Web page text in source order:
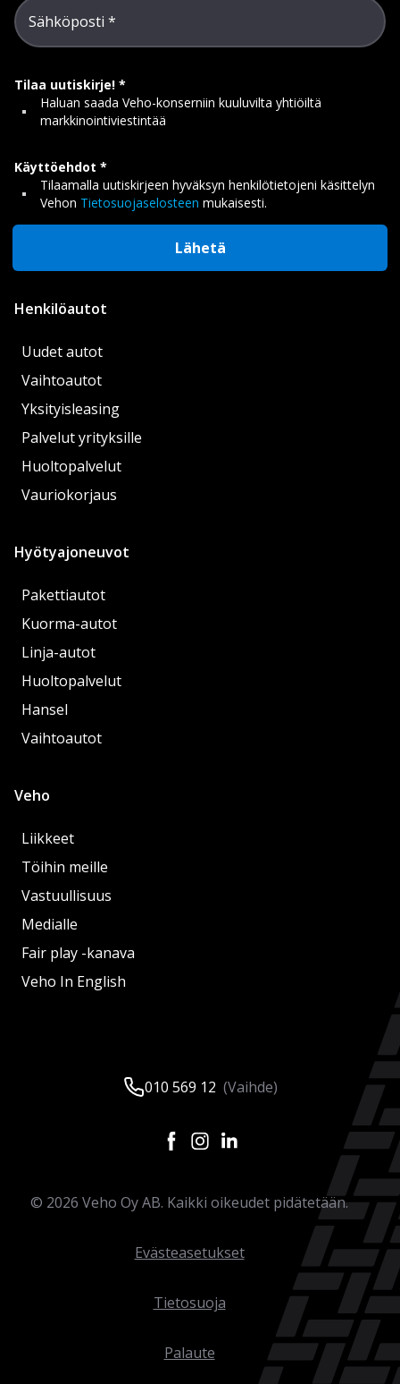
Sähköposti
Tilaa uutiskirje!
Haluan saada Veho-konserniin kuuluvilta yhtiöiltä
markkinointiviestintää
Käyttöehdot
Tilaamalla uutiskirjeen hyväksyn henkilötietojeni käsittelyn
Vehon Tietosuojaselosteen mukaisesti.
Lähetä
Henkilöautot
Uudet autot
Vaihtoautot
Yksityisleasing
Palvelut yrityksille
Huoltopalvelut
Vauriokorjaus
Hyötyajoneuvot
Pakettiautot
Kuorma-autot
Linja-autot
Huoltopalvelut
Hansel
Vaihtoautot
Veho
Liikkeet
Töihin meille
Vastuullisuus
Medialle
Fair play -kanava
Veho In English
010 569 12 (Vaihde)
© 2026 Veho Oy AB. Kaikki oikeudet pidätetään.
Evästeasetukset
Tietosuoja
Palaute